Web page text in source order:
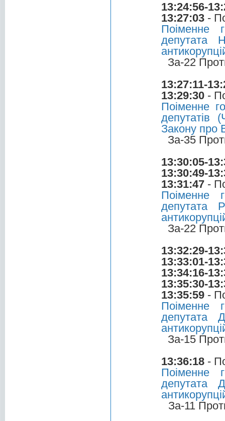
13:24:56-
13:27:03 -
Поіменне
депутата
За-22
13:27:11-
13:29:30 -
Поіменне
Закону про
За-35
13:30:05-
13:30:49-
13:31:47 -
Поіменне
депутата
За-22
13:32:29-
13:33:01-
13:34:16-
13:35:30-
13:35:59 -
Поіменне
депутата
За-15
13:36:18 -
Поіменне
депутата
За-11